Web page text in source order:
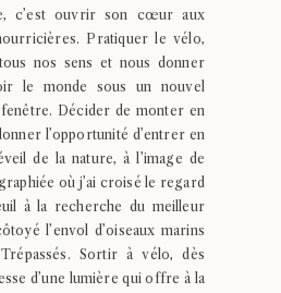
c’est ouvrir son cœur aux
Pratiquer le vélo,
nos sens et nous donner
le monde sous un nouvel
Décider de monter en
l’opportunité d’entrer en
de la nature, à l’image de
où j’ai croisé le regard
à la recherche du meilleur
l’envol d’oiseaux marins
Sortir à vélo, dès
d’une lumière qui offre à la